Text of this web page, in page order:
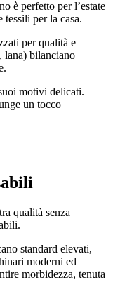
è perfetto per l’estate
tessili per la casa.
per qualità e
lana) bilanciano
motivi delicati.
un tocco
qualità senza
standard elevati,
moderni ed
morbidezza, tenuta